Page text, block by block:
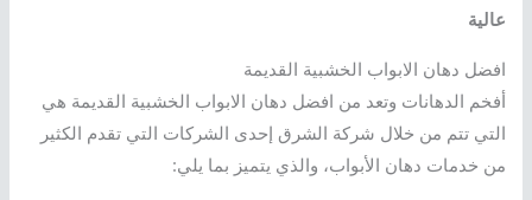
عالية
افضل دهان الابواب الخشبية القديمة
أفخم الدهانات وتعد من افضل دهان الابواب الخشبية القديمة هي
التي تتم من خلال شركة الشرق إحدى الشركات التي تقدم الكثير
من خدمات دهان الأبواب، والذي يتميز بما يلي: